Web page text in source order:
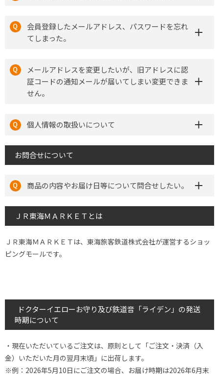
会員登録したメールアドレス、パスワードを忘れ
てしまった。
メールアドレスを変更したいが、旧アドレスに認
証コードの通知メールが届いてしまい変更できま
せん。
個人情報の取扱いについて
お問合せについて
商品の内容やお届け日等について問合せしたい。
ＪＲ東海ＭＡＲＫＥＴとは
ＪＲ東海ＭＡＲＫＥＴは、東海旅客鉄道株式会社が運営するショッ
ピングモールです。
ドクターイエローお守り及び鉄道音「ライデン」の発送
時期について
・現在いただいているご注文は、原則として「ご注文・決済（入
金）いただいた月の翌月末頃」に出荷します。
※例：2026年5月10日にご注文の場合、お届け時期は2026年6月末